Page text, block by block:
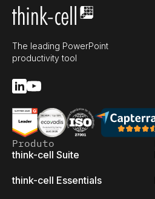
The leading PowerPoint
productivity tool
Produto
think-cell Suite
think-cell Essentials